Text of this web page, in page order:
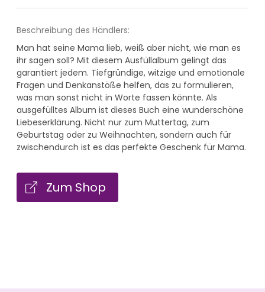
Beschreibung des Händlers:
Man hat seine Mama lieb, weiß aber nicht, wie man es
ihr sagen soll? Mit diesem Ausfüllalbum gelingt das
garantiert jedem. Tiefgründige, witzige und emotionale
Fragen und Denkanstöße helfen, das zu formulieren,
was man sonst nicht in Worte fassen könnte. Als
ausgefülltes Album ist dieses Buch eine wunderschöne
Liebeserklärung. Nicht nur zum Muttertag, zum
Geburtstag oder zu Weihnachten, sondern auch für
zwischendurch ist es das perfekte Geschenk für Mama.
Zum Shop